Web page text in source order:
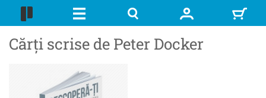
Cărți scrise de Peter Docker